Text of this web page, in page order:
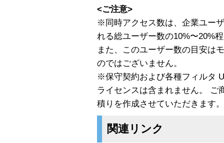
<ご注意>
※同時アクセス数は、企業ユー
れる総ユーザー数の10%〜20%
また、このユーザー数の目安は
のではございません。
※保守契約および各種フィルタ
ライセンスは含まれません。 ご
積りを作成させていただきます。
関連リンク